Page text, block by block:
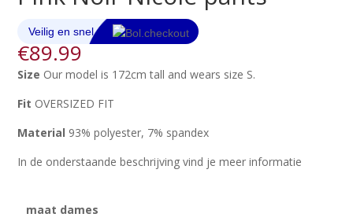
€89.99
Size Our model is 172cm tall and wears size S.
Fit OVERSIZED FIT
Material 93% polyester, 7% spandex
In de onderstaande beschrijving vind je meer informatie
maat dames